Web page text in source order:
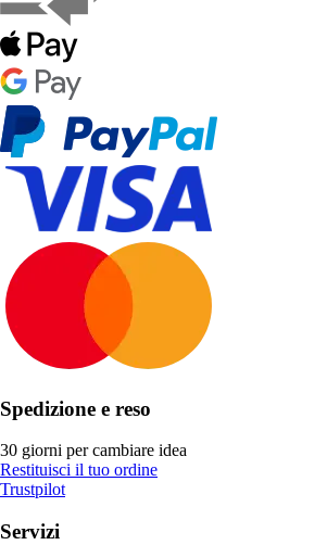
Spedizione e reso
30 giorni per cambiare idea
Restituisci il tuo ordine
Trustpilot
Servizi